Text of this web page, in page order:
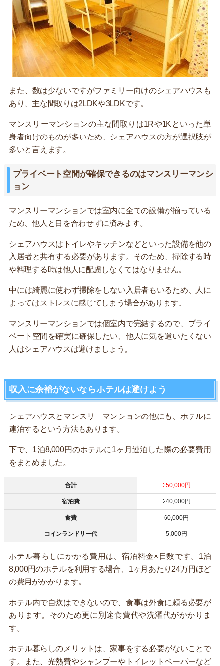
また、数は少ないですがファミリー向けのシェアハウスも
あり、主な間取りは2LDKや3LDKです。
マンスリーマンションの主な間取りは1Rや1Kといった単
身者向けのものが多いため、シェアハウスの方が選択肢が
多いと言えます。
プライベート空間が確保できるのはマンスリーマンシ
ョン
マンスリーマンションでは室内に全ての設備が揃っている
ため、他人と目を合わせずに済みます。
シェアハウスはトイレやキッチンなどといった設備を他の
入居者と共有する必要があります。そのため、掃除する時
や料理する時は他人に配慮しなくてはなりません。
中には綺麗に使わず掃除をしない入居者もいるため、人に
よってはストレスに感じてしまう場合があります。
マンスリーマンションでは個室内で完結するので、プライ
ベート空間を確実に確保したい、他人に気を遣いたくない
人はシェアハウスは避けましょう。
収入に余裕がないならホテルは避けよう
シェアハウスとマンスリーマンションの他にも、ホテルに
連泊するという方法もあります。
下で、1泊8,000円のホテルに1ヶ月連泊した際の必要費用
をまとめました。
合計 350,000円
宿泊費 240,000円
食費 60,000円
コインランドリー代 5,000円
ホテル暮らしにかかる費用は、宿泊料金×日数です。1泊
8,000円のホテルを利用する場合、1ヶ月あたり24万円ほど
の費用がかかります。
ホテル内で自炊はできないので、食事は外食に頼る必要が
あります。そのため更に別途食費代や洗濯代がかかりま
す。
ホテル暮らしのメリットは、家事をする必要がないことで
す。また、光熱費やシャンプーやトイレットペーパーなど